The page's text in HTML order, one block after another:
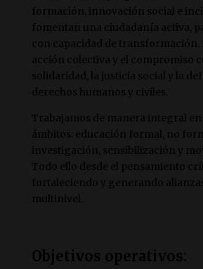
formación, innovación social e
fomentan una ciudadanía activa,
con capacidad de transformación.
acción colectiva y el compromiso
solidaridad, la justicia social y la
derechos humanos y civiles.
Trabajamos de manera integral
ámbitos: educación formal, no
investigación, sensibilización y
Todo ello desde el pensamiento
fortaleciendo y generando
multinivel.
Objetivos operativos: